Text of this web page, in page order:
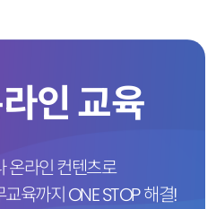
인 교육
온라인 컨텐츠로
육까지 ONE STOP 해결!